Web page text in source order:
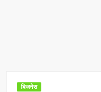
बिजनेस